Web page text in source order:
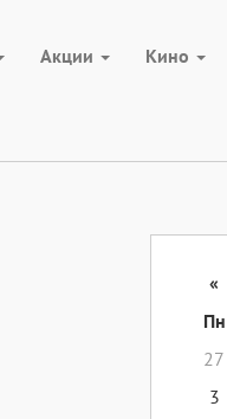
Акции Кино
«
Пн
27
3